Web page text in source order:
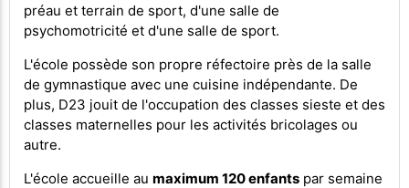
préau et terrain de sport, d'une salle de
psychomotricité et d'une salle de sport.
L'école possède son propre réfectoire près de la salle
de gymnastique avec une cuisine indépendante. De
plus, D23 jouit de l'occupation des classes sieste et des
classes maternelles pour les activités bricolages ou
autre.
L'école accueille au maximum 120 enfants par semaine